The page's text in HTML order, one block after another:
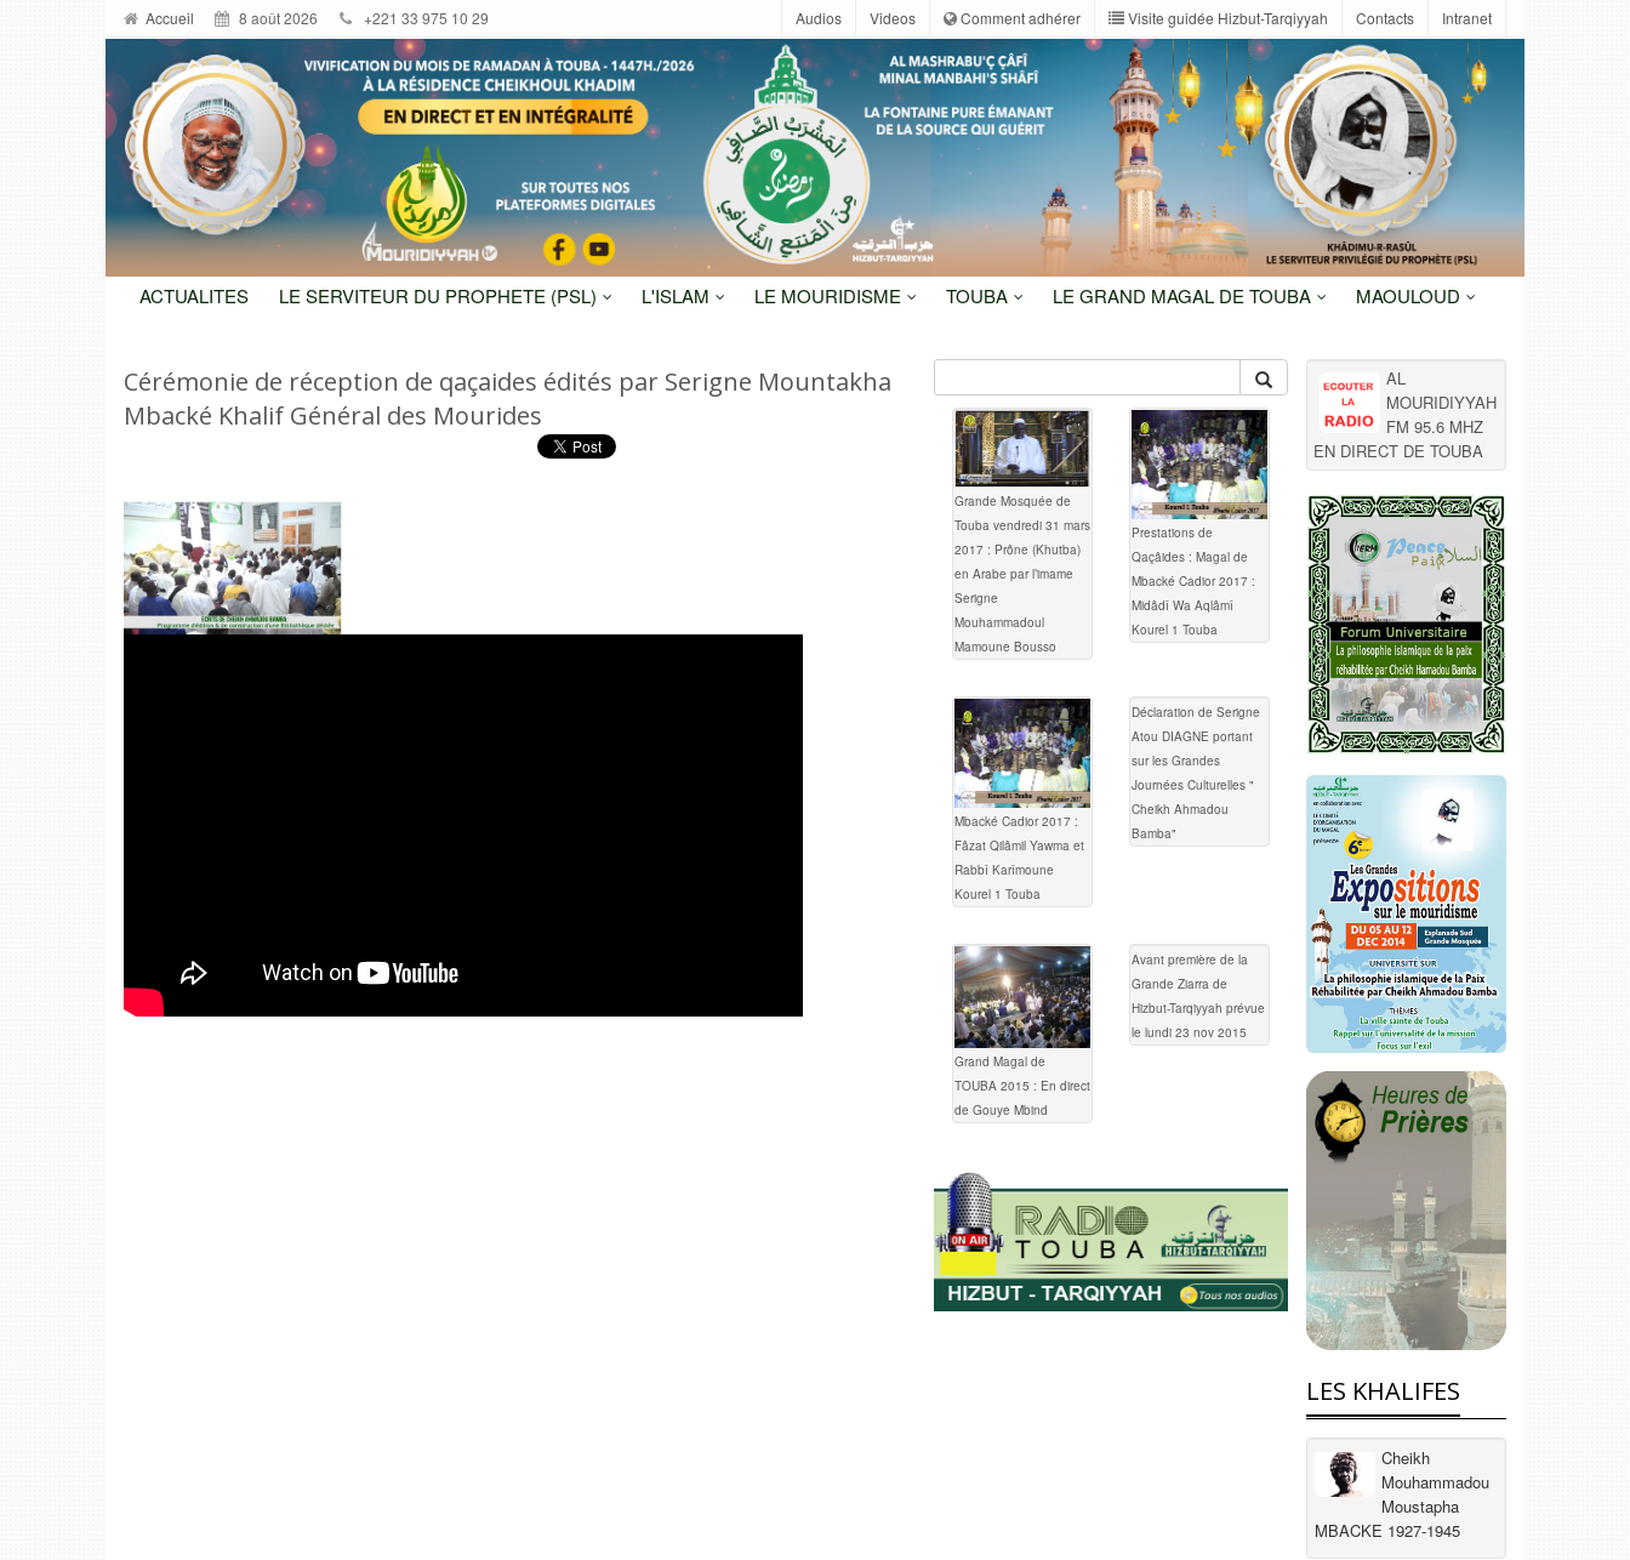
Accueil 8 août 2026 +221 33 975 10 29 Audios Videos Comment adhérer Visite guidée Hizbut-Tarqiyyah Contacts Intranet
ACTUALITES LE SERVITEUR DU PROPHETE (PSL) L'ISLAM LE MOURIDISME TOUBA LE GRAND MAGAL DE TOUBA MAOULOUD
Cérémonie de réception de qaçaides édités par Serigne Mountakha
Mbacké Khalif Général des Mourides
Grande Mosquée de
Touba vendredi 31 mars
2017 : Prône (Khutba)
en Arabe par l’imame
Serigne
Mouhammadoul
Mamoune Bousso
Prestations de
Qaçâides : Magal de
Mbacké Cadior 2017 :
Midâdî Wa Aqlâmî
Kourel 1 Touba
Mbacké Cadior 2017 :
Fâzat Qilâmil Yawma et
Rabbî Karîmoune
Kourel 1 Touba
Déclaration de Serigne
Atou DIAGNE portant
sur les Grandes
Journées Culturelles "
Cheikh Ahmadou
Bamba"
Grand Magal de
TOUBA 2015 : En direct
de Gouye Mbind
Avant première de la
Grande Ziarra de
Hizbut-Tarqiyyah prévue
le lundi 23 nov 2015
AL
MOURIDIYYAH
FM 95.6 MHZ
EN DIRECT DE TOUBA
LES KHALIFES
Cheikh
Mouhammadou
Moustapha
MBACKE 1927-1945